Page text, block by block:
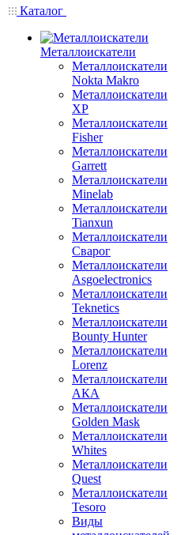
Каталог
Металлоискатели
Металлоискатели
Nokta Makro
Металлоискатели
XP
Металлоискатели
Fisher
Металлоискатели
Garrett
Металлоискатели
Minelab
Металлоискатели
Tianxun
Металлоискатели
Сварог
Металлоискатели
Asgoelectronics
Металлоискатели
Teknetics
Металлоискатели
Bounty Hunter
Металлоискатели
Lorenz
Металлоискатели
АКА
Металлоискатели
Golden Mask
Металлоискатели
Whites
Металлоискатели
Quest
Металлоискатели
Tesoro
Виды